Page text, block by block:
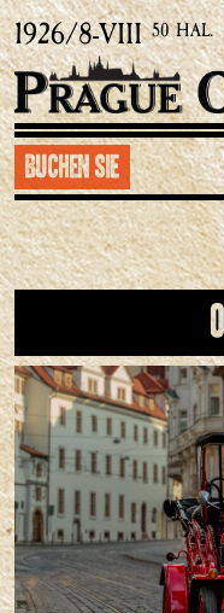
1926/8-VIII 50 HAL.
Buchen Sie